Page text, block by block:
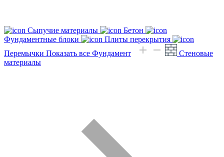
Сыпучие материалы
Бетон
Фундаментные блоки
Плиты перекрытия
Перемычки Показать все Фундамент
Стеновые
материалы